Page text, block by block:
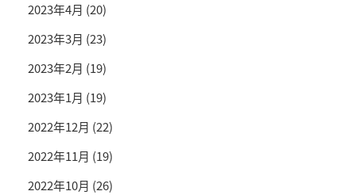
2023年4月 (20)
2023年3月 (23)
2023年2月 (19)
2023年1月 (19)
2022年12月 (22)
2022年11月 (19)
2022年10月 (26)